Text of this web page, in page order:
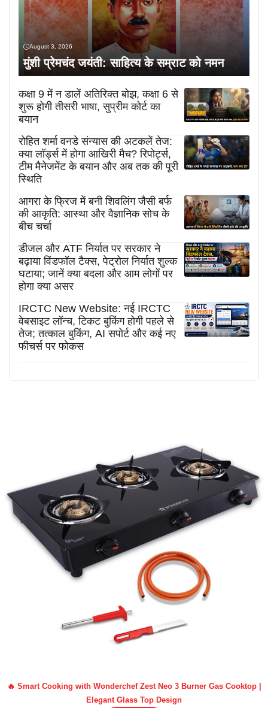
August 3, 2026
मुंशी प्रेमचंद जयंती: साहित्य के सम्राट को नमन
कक्षा 9 में न डालें अतिरिक्त बोझ, कक्षा 6 से
शुरू होगी तीसरी भाषा, सुप्रीम कोर्ट का
बयान
रोहित शर्मा वनडे संन्यास की अटकलें तेज:
क्या लॉर्ड्स में होगा आखिरी मैच? रिपोर्ट्स,
टीम मैनेजमेंट के बयान और अब तक की पूरी
स्थिति
आगरा के फ्रिज में बनी शिवलिंग जैसी बर्फ
की आकृति: आस्था और वैज्ञानिक सोच के
बीच चर्चा
डीजल और ATF निर्यात पर सरकार ने
बढ़ाया विंडफॉल टैक्स, पेट्रोल निर्यात शुल्क
घटाया; जानें क्या बदला और आम लोगों पर
होगा क्या असर
IRCTC New Website: नई IRCTC
वेबसाइट लॉन्च, टिकट बुकिंग होगी पहले से
तेज; तत्काल बुकिंग, AI सपोर्ट और कई नए
फीचर्स पर फोकस
🔥 Smart Cooking with Wonderchef Zest Neo 3 Burner Gas Cooktop |
Elegant Glass Top Design